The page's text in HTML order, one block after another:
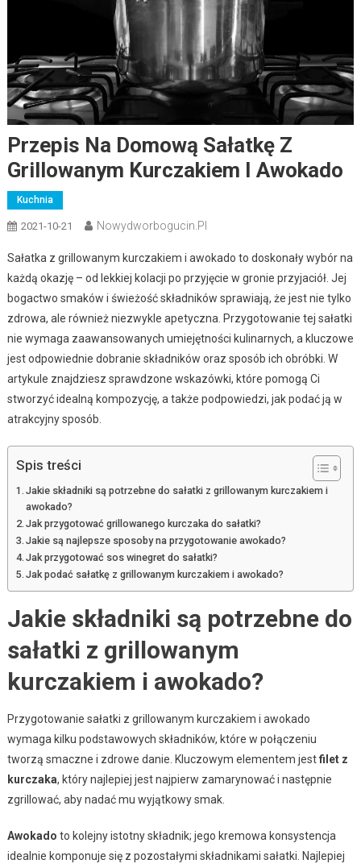
Przepis Na Domową Sałatkę Z
Grillowanym Kurczakiem I Awokado
Kuchnia
2021-10-21 Nowydworbogucin.pl
Sałatka z grillowanym kurczakiem i awokado to doskonały wybór na
każdą okazję – od lekkiej kolacji po przyjęcie w gronie przyjaciół. Jej
bogactwo smaków i świeżość składników sprawiają, że jest nie tylko
zdrowa, ale również niezwykle apetyczna. Przygotowanie tej sałatki
nie wymaga zaawansowanych umiejętności kulinarnych, a kluczowe
jest odpowiednie dobranie składników oraz sposób ich obróbki. W
artykule znajdziesz sprawdzone wskazówki, które pomogą Ci
stworzyć idealną kompozycję, a także podpowiedzi, jak podać ją w
atrakcyjny sposób.
Spis treści
Jakie składniki są potrzebne do sałatki z grillowanym kurczakiem i
awokado?
Jak przygotować grillowanego kurczaka do sałatki?
Jakie są najlepsze sposoby na przygotowanie awokado?
Jak przygotować sos winegret do sałatki?
Jak podać sałatkę z grillowanym kurczakiem i awokado?
Jakie składniki są potrzebne do
sałatki z grillowanym
kurczakiem i awokado?
Przygotowanie sałatki z grillowanym kurczakiem i awokado
wymaga kilku podstawowych składników, które w połączeniu
tworzą smaczne i zdrowe danie. Kluczowym elementem jestfilet z
kurczaka, który najlepiej jest najpierw zamarynować i następnie
zgrillować, aby nadać mu wyjątkowy smak.
Awokado to kolejny istotny składnik; jego kremowa konsystencja
idealnie komponuje się z pozostałymi składnikami sałatki. Najlepiej